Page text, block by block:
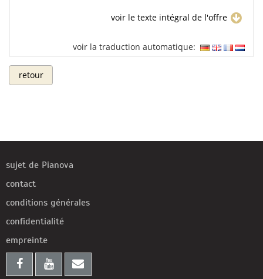
voir le texte intégral de l'offre
voir la traduction automatique:
retour
sujet de Pianova
contact
conditions générales
confidentialité
empreinte